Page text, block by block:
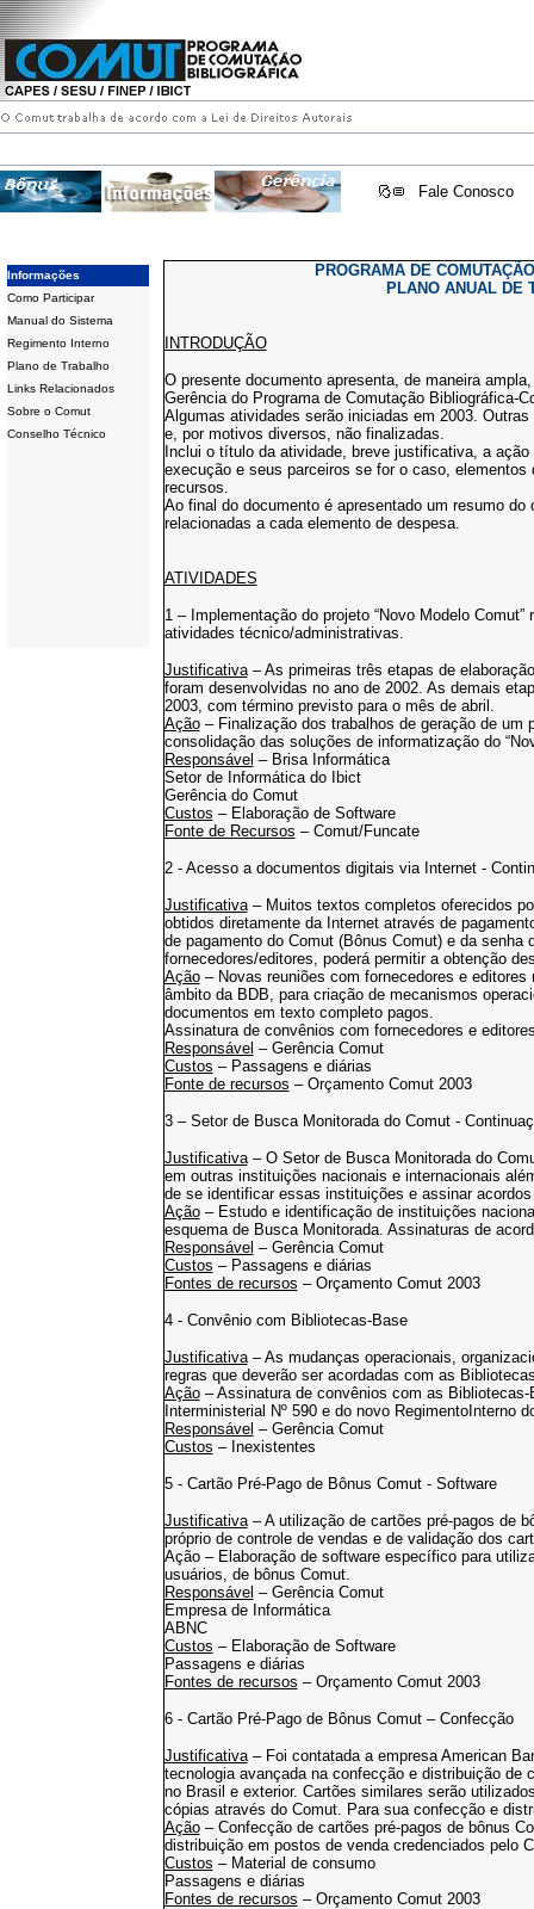
Fale Conosco
Informações
Como Participar
Manual do Sistema
Regimento Interno
Plano de Trabalho
Links Relacionados
Sobre o Comut
Conselho Técnico
PROGRAMA DE
PLANO ANUAL DE
INTRODUÇÃO
O presente documento apresenta, de maneira
Gerência do Programa de Comutação Bibliográfica-
Algumas atividades serão iniciadas em 2003.
e, por motivos diversos, não finalizadas.
Inclui o título da atividade, breve justificativa, a
execução e seus parceiros se for o caso,
recursos.
Ao final do documento é apresentado um resumo
relacionadas a cada elemento de despesa.
ATIVIDADES
1 – Implementação do projeto “Novo Modelo
atividades técnico/administrativas.
Justificativa– As primeiras três etapas de
foram desenvolvidas no ano de 2002. As demais
2003, com término previsto para o mês de abril.
Ação– Finalização dos trabalhos de geração de um
consolidação das soluções de informatização do
Responsável – Brisa Informática
Setor de Informática do Ibict
Gerência do Comut
Custos – Elaboração de Software
Fonte de Recursos – Comut/Funcate
2 - Acesso a documentos digitais via Internet -
Justificativa– Muitos textos completos oferecidos
obtidos diretamente da Internet através de
de pagamento do Comut (Bônus Comut) e da senha
fornecedores/editores, poderá permitir a obtenção
Ação– Novas reuniões com fornecedores e
âmbito da BDB, para criação de mecanismos
documentos em texto completo pagos.
Assinatura de convênios com fornecedores e
Responsável – Gerência Comut
Custos – Passagens e diárias
Fonte de recursos – Orçamento Comut 2003
3 – Setor de Busca Monitorada do Comut -
Justificativa– O Setor de Busca Monitorada do
em outras instituições nacionais e internacionais
de se identificar essas instituições e assinar
Ação– Estudo e identificação de instituições
esquema de Busca Monitorada. Assinaturas de
Responsável – Gerência Comut
Custos – Passagens e diárias
Fontes de recursos – Orçamento Comut 2003
4 - Convênio com Bibliotecas-Base
Justificativa– As mudanças operacionais,
regras que deverão ser acordadas com as
Ação– Assinatura de convênios com as
Interministerial Nº 590 e do novo RegimentoInterno
Responsável – Gerência Comut
Custos – Inexistentes
5 - Cartão Pré-Pago de Bônus Comut - Software
Justificativa– A utilização de cartões pré-pagos de
próprio de controle de vendas e de validação dos
Ação – Elaboração de software específico para
usuários, de bônus Comut.
Responsável – Gerência Comut
Empresa de Informática
ABNC
Custos – Elaboração de Software
Passagens e diárias
Fontes de recursos – Orçamento Comut 2003
6 - Cartão Pré-Pago de Bônus Comut – Confecção
Justificativa– Foi contatada a empresa American
tecnologia avançada na confecção e distribuição de
no Brasil e exterior. Cartões similares serão
cópias através do Comut. Para sua confecção e
Ação– Confecção de cartões pré-pagos de bônus
distribuição em postos de venda credenciados pelo
Custos – Material de consumo
Passagens e diárias
Fontes de recursos – Orçamento Comut 2003